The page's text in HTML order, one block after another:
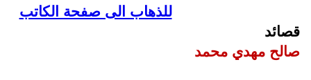
للذهاب الى صفحة الكاتب
قصائد
صالح مهدي محمد